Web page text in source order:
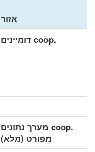
אזור
.coop דומיינים
.coop מערך נתונים
מפורט (מלא)